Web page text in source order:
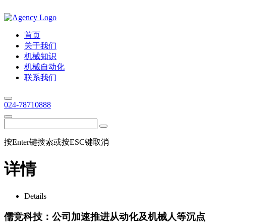
首页
关于我们
机械知识
机械自动化
联系我们
024-78710888
按Enter键搜索或按ESC键取消
详情
Details
儒竞科技：公司加速推进从动化及机械人等沉点